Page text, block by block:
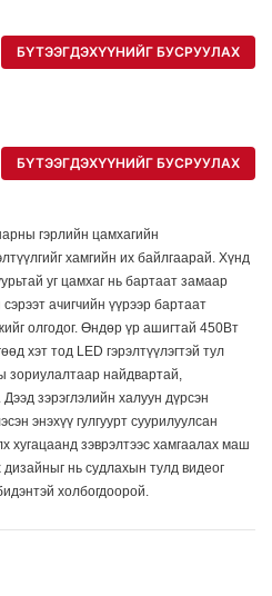
БҮТЭЭГДЭХҮҮНИЙГ БУСРУУЛАХ
БҮТЭЭГДЭХҮҮНИЙГ БУСРУУЛАХ
гэрлийн цамхагийн
хамгийн их байлгаарай. Хүнд
уг цамхаг нь бартаат замаар
ачигчийн үүрээр бартаат
олгодог. Өндөр үр ашигтай 450Вт
хэт тод LED гэрэлтүүлэгтэй тул
зориулалтаар найдвартай,
Дээд зэрэглэлийн халуун дүрсэн
энэхүү гулгуурт суурилуулсан
хугацаанд зэврэлтээс хамгаалах маш
дизайныг нь судлахын тулд видеог
холбогдоорой.